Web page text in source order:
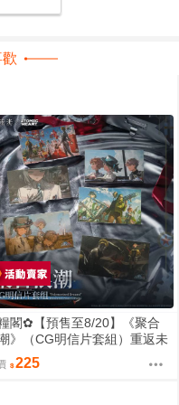
閣✿【預售至8/20】《聚合
》（CG明信片套組）重返未
1999／原子之心／聚合浪潮／
／雙生舞伶／諾拉／泥鯭的
225